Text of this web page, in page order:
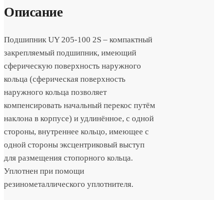
Описание
Подшипник UY 205-100 2S – компактный
закрепляемый подшипник, имеющий
сферическую поверхность наружного
кольца (сферическая поверхность
наружного кольца позволяет
компенсировать начальный перекос путём
наклона в корпусе) и удлинённое, с одной
стороны, внутреннее кольцо, имеющее с
одной стороны эксцентриковый выступ
для размещения стопорного кольца.
Уплотнен при помощи
резинометаллического уплотнителя.